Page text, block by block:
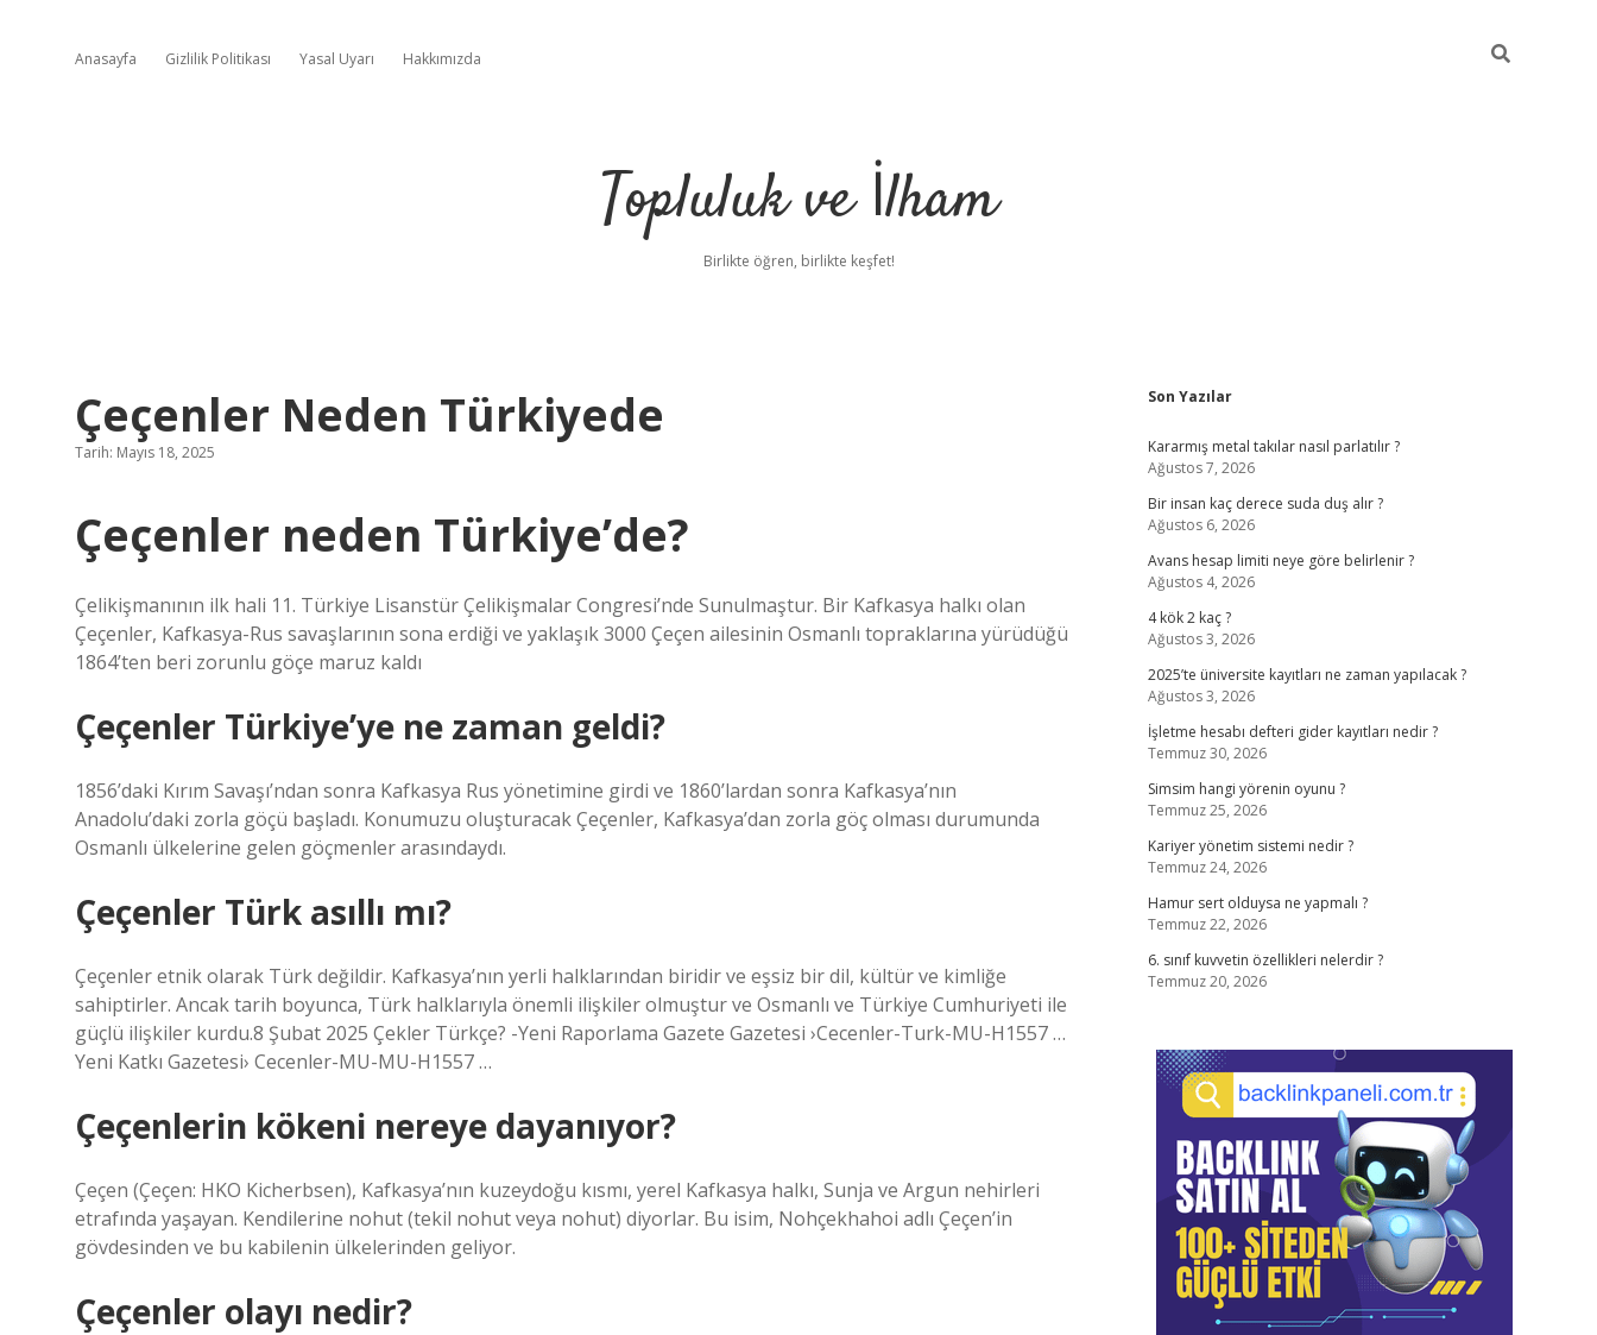
Anasayfa Gizlilik Politikası Yasal Uyarı Hakkımızda
Topluluk ve İlham
Birlikte öğren, birlikte keşfet!
Çeçenler Neden Türkiyede
Tarih: Mayıs 18, 2025
Çeçenler neden Türkiye’de?
Çelikişmanının ilk hali 11. Türkiye Lisanstür Çelikişmalar Congresi’nde Sunulmaştur. Bir Kafkasya halkı olan
Çeçenler, Kafkasya-Rus savaşlarının sona erdiği ve yaklaşık 3000 Çeçen ailesinin Osmanlı topraklarına yürüdüğü
1864’ten beri zorunlu göçe maruz kaldı
Çeçenler Türkiye’ye ne zaman geldi?
1856’daki Kırım Savaşı’ndan sonra Kafkasya Rus yönetimine girdi ve 1860’lardan sonra Kafkasya’nın
Anadolu’daki zorla göçü başladı. Konumuzu oluşturacak Çeçenler, Kafkasya’dan zorla göç olması durumunda
Osmanlı ülkelerine gelen göçmenler arasındaydı.
Çeçenler Türk asıllı mı?
Çeçenler etnik olarak Türk değildir. Kafkasya’nın yerli halklarından biridir ve eşsiz bir dil, kültür ve kimliğe
sahiptirler. Ancak tarih boyunca, Türk halklarıyla önemli ilişkiler olmuştur ve Osmanlı ve Türkiye Cumhuriyeti ile
güçlü ilişkiler kurdu.8 Şubat 2025 Çekler Türkçe? -Yeni Raporlama Gazete Gazetesi ›Cecenler-Turk-MU-H1557 …
Yeni Katkı Gazetesi› Cecenler-MU-MU-H1557 …
Çeçenlerin kökeni nereye dayanıyor?
Çeçen (Çeçen: HKO Kicherbsen), Kafkasya’nın kuzeydoğu kısmı, yerel Kafkasya halkı, Sunja ve Argun nehirleri
etrafında yaşayan. Kendilerine nohut (tekil nohut veya nohut) diyorlar. Bu isim, Nohçekhahoi adlı Çeçen’in
gövdesinden ve bu kabilenin ülkelerinden geliyor.
Çeçenler olayı nedir?
Sidebar
Son Yazılar
Kararmış metal takılar nasıl parlatılır ?
Ağustos 7, 2026
Bir insan kaç derece suda duş alır ?
Ağustos 6, 2026
Avans hesap limiti neye göre belirlenir ?
Ağustos 4, 2026
4 kök 2 kaç ?
Ağustos 3, 2026
2025’te üniversite kayıtları ne zaman yapılacak ?
Ağustos 3, 2026
İşletme hesabı defteri gider kayıtları nedir ?
Temmuz 30, 2026
Simsim hangi yörenin oyunu ?
Temmuz 25, 2026
Kariyer yönetim sistemi nedir ?
Temmuz 24, 2026
Hamur sert olduysa ne yapmalı ?
Temmuz 22, 2026
6. sınıf kuvvetin özellikleri nelerdir ?
Temmuz 20, 2026